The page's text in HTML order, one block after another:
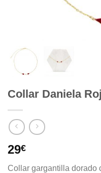
Collar Daniela
29€
Collar gargantilla dorado